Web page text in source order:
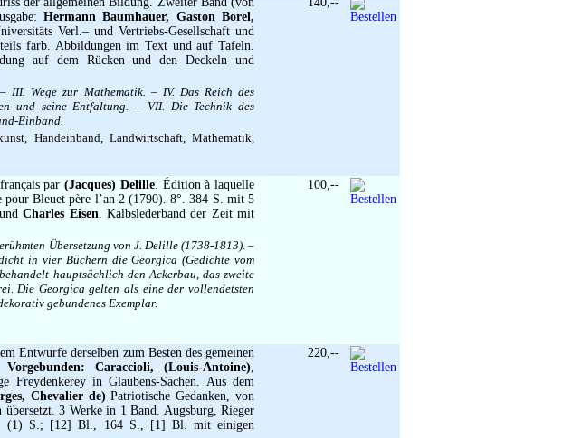
Hermann Baumhauer, Gaston Borel,
Verl.– und Vertriebs-Gesellschaft und
farb. Abbildungen im Text und auf Tafeln.
auf dem Rücken und den Deckeln und
III. Wege zur Mathematik. – IV. Das Reich des
und seine Entfaltung. – VII. Die Technik des
Einband.
Handeinband, Landwirtschaft, Mathematik,
par (Jacques) Delille. Édition à laquelle
Bleuet père l’an 2 (1790). 8°. 384 S. mit 5
Charles Eisen. Kalbslederband der Zeit mit
Übersetzung von J. Delille (1738-1813). –
in vier Büchern die Georgica (Gedichte vom
hauptsächlich den Ackerbau, das zweite
Die Georgica gelten als eine der vollendetsten
gebundenes Exemplar.
100,--
Entwurfe derselben zum Besten des gemeinen
Vorgebunden: Caraccioli, (Louis-Antoine),
Freydenkerey in Glaubens-Sachen. Aus dem
Chevalier de) Patriotische Gedanken, von
übersetzt. 3 Werke in 1 Band. Augsburg, Rieger
(1) S.; [12] Bl., 164 S., [1] Bl. mit einigen
220,--